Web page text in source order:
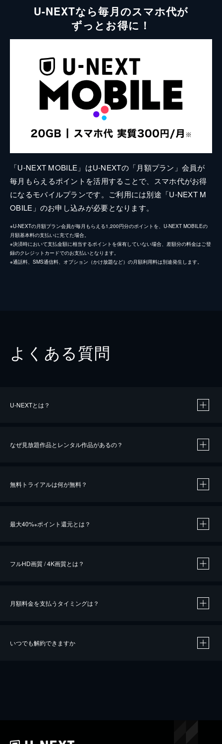
U-NEXTなら毎月のスマホ代が
ずっとお得に！
「U-NEXT MOBILE」はU-NEXTの「月額プラン」会員が
毎月もらえるポイントを活用することで、スマホ代がお得
になるモバイルプランです。ご利用には別途「U-NEXT M
OBILE」のお申し込みが必要となります。
※U-NEXTの月額プラン会員が毎月もらえる1,200円分のポイントを、U-NEXT MOBILEの
月額基本料の支払いに充てた場合。
※決済時において支払金額に相当するポイントを保有していない場合、差額分の料金はご登
録のクレジットカードでのお支払いとなります。
※通話料、SMS通信料、オプション（かけ放題など）の月額利用料は別途発生します。
よくある質問
U-NEXTとは？
なぜ見放題作品とレンタル作品があるの？
無料トライアルは何が無料？
最大40%※ポイント還元とは？
※40％ポイント還元の対象は、クレジットカード決済による作品の購入 / レンタルです。
iOSアプリのUコイン決済による作品の購入 / レンタルは、20％のポイント還元です。
フルHD画質 / 4K画質とは？
月額料金を支払うタイミングは？
いつでも解約できますか